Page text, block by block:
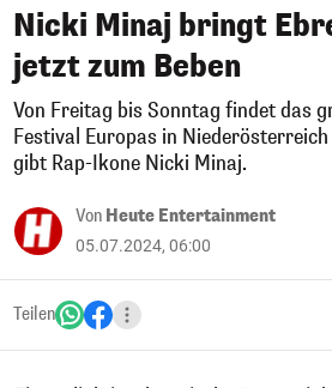
Nicki Minaj bringt
jetzt zum Beben
Von Freitag bis Sonntag findet das
Festival Europas in
gibt Rap-Ikone Nicki Minaj.
Von Heute Entertainment
05.07.2024, 06:00
Teilen